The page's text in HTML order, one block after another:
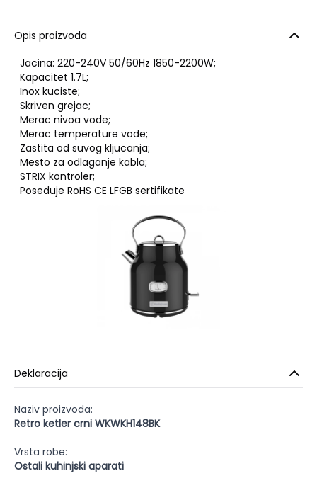
Opis proizvoda
Jacina: 220-240V 50/60Hz 1850-2200W;
Kapacitet 1.7L;
Inox kuciste;
Skriven grejac;
Merac nivoa vode;
Merac temperature vode;
Zastita od suvog kljucanja;
Mesto za odlaganje kabla;
STRIX kontroler;
Poseduje RoHS CE LFGB sertifikate
Deklaracija
Naziv proizvoda:
Retro ketler crni WKWKH148BK
Vrsta robe:
Ostali kuhinjski aparati